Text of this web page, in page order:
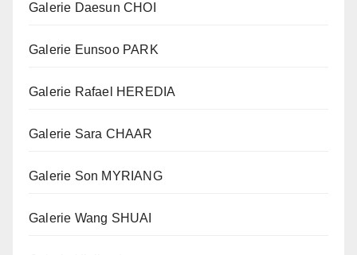
Galerie Daesun CHOI
Galerie Eunsoo PARK
Galerie Rafael HEREDIA
Galerie Sara CHAAR
Galerie Son MYRIANG
Galerie Wang SHUAI